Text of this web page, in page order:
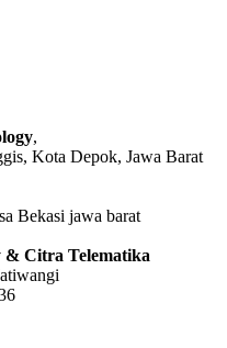
,
Kota Depok, Jawa Barat
Bekasi jawa barat
& Citra Telematika